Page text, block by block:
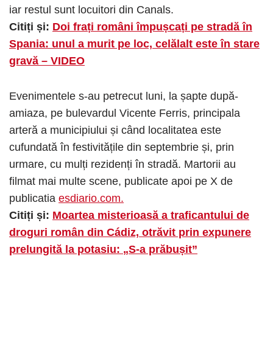
iar restul sunt locuitori din Canals.
Citiți și: Doi frați români împușcați pe stradă în
Spania: unul a murit pe loc, celălalt este în stare
gravă – VIDEO
Evenimentele s-au petrecut luni, la șapte după-
amiaza, pe bulevardul Vicente Ferris, principala
arteră a municipiului și când localitatea este
cufundată în festivitățile din septembrie și, prin
urmare, cu mulți rezidenți în stradă. Martorii au
filmat mai multe scene, publicate apoi pe X de
publicatia esdiario.com.
Citiți și: Moartea misterioasă a traficantului de
droguri român din Cádiz, otrăvit prin expunere
prelungită la potasiu: „S-a prăbușit”